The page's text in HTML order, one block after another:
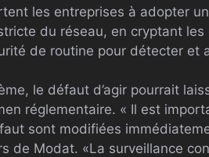
les entreprises à adopter
du réseau, en cryptant
de routine pour détecter et
le défaut d’agir pourrait
réglementaire. « Il est
sont modifiées
de Modat. «La surveillance